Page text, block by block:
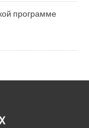
программе